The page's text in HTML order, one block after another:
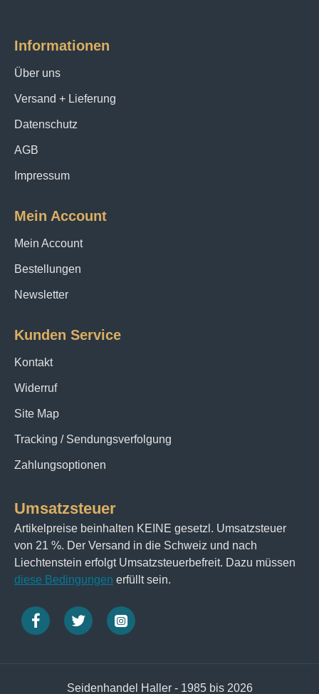
Informationen
Über uns
Versand + Lieferung
Datenschutz
AGB
Impressum
Mein Account
Mein Account
Bestellungen
Newsletter
Kunden Service
Kontakt
Widerruf
Site Map
Tracking / Sendungsverfolgung
Zahlungsoptionen
Umsatzsteuer
Artikelpreise beinhalten KEINE gesetzl. Umsatzsteuer
von 21 %. Der Versand in die Schweiz und nach
Liechtenstein erfolgt Umsatzsteuerbefreit. Dazu müssen
diese Bedingungen erfüllt sein.
Seidenhandel Haller - 1985 bis 2026